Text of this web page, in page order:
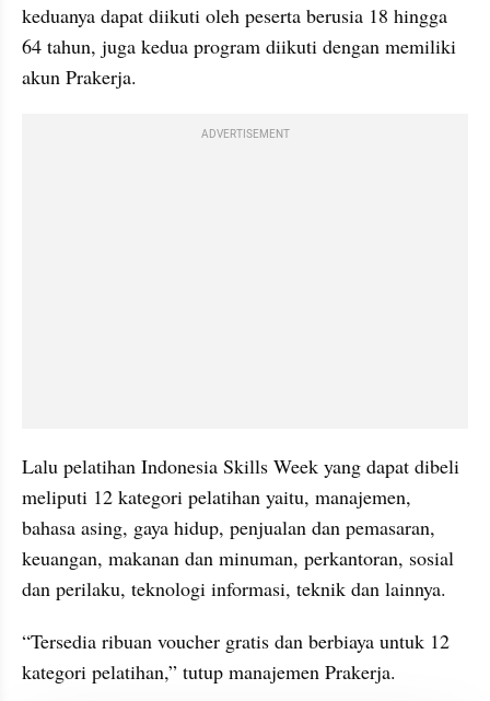
keduanya dapat diikuti oleh peserta berusia 18 hingga
64 tahun, juga kedua program diikuti dengan memiliki
akun Prakerja.
ADVERTISEMENT
Lalu pelatihan Indonesia Skills Week yang dapat dibeli
meliputi 12 kategori pelatihan yaitu, manajemen,
bahasa asing, gaya hidup, penjualan dan pemasaran,
keuangan, makanan dan minuman, perkantoran, sosial
dan perilaku, teknologi informasi, teknik dan lainnya.
“Tersedia ribuan voucher gratis dan berbiaya untuk 12
kategori pelatihan,” tutup manajemen Prakerja.